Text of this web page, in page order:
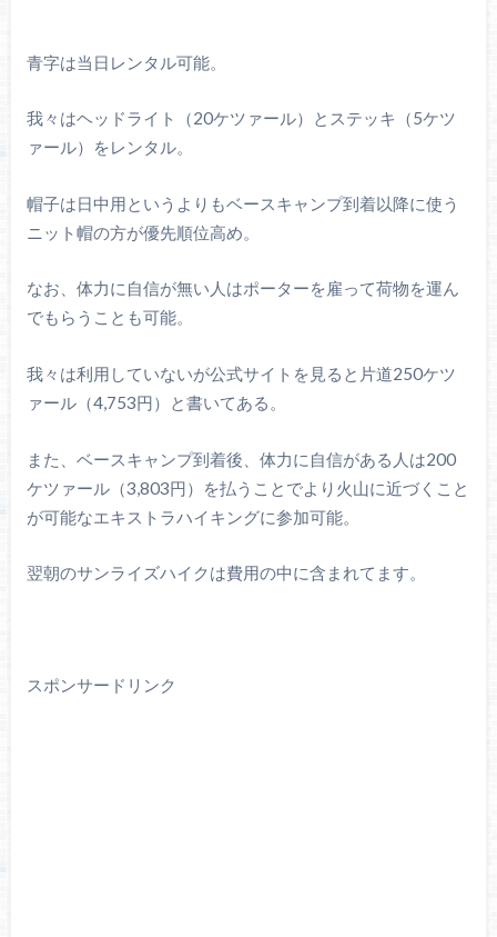
青字は当日レンタル可能。
我々はヘッドライト（20ケツァール）とステッキ（5ケツ
ァール）をレンタル。
帽子は日中用というよりもベースキャンプ到着以降に使う
ニット帽の方が優先順位高め。
なお、体力に自信が無い人はポーターを雇って荷物を運ん
でもらうことも可能。
我々は利用していないが公式サイトを見ると片道250ケツ
ァール（4,753円）と書いてある。
また、ベースキャンプ到着後、体力に自信がある人は200
ケツァール（3,803円）を払うことでより火山に近づくこと
が可能なエキストラハイキングに参加可能。
翌朝のサンライズハイクは費用の中に含まれてます。
スポンサードリンク